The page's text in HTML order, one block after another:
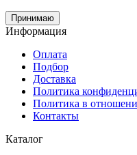
Принимаю
Информация
Оплата
Подбор
Доставка
Политика
Политика в
Контакты
Каталог